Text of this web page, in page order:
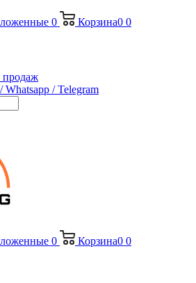
0 Корзина0 0
продаж
/ Telegram
0 Корзина0 0